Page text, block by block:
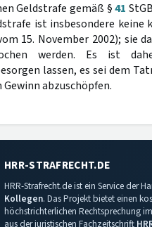
Geldstrafe gemäß §41
ist insbesondere keine
15. November 2002); sie
werden. Es ist
lassen, es sei dem
abzuschöpfen.
HRR-STRAFRECHT.DE
HRR-Strafrecht.de ist ein Service der
Kollegen. Das Projekt bietet einen
höchstrichterlichen Rechtsprechung
aus der juristischen Fachzeitschrift